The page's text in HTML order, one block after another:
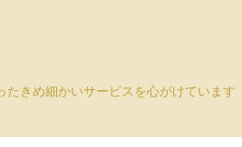
たきめ細かいサービスを心がけています